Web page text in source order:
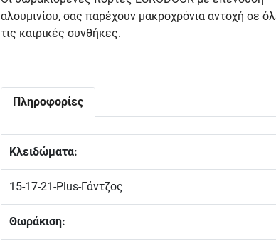
αλουμινίου, σας παρέχουν μακροχρόνια αντοχή σε
τις καιρικές συνθήκες.
Πληροφορίες
Κλειδώματα:
15-17-21-Plus-Γάντζος
Θωράκιση: